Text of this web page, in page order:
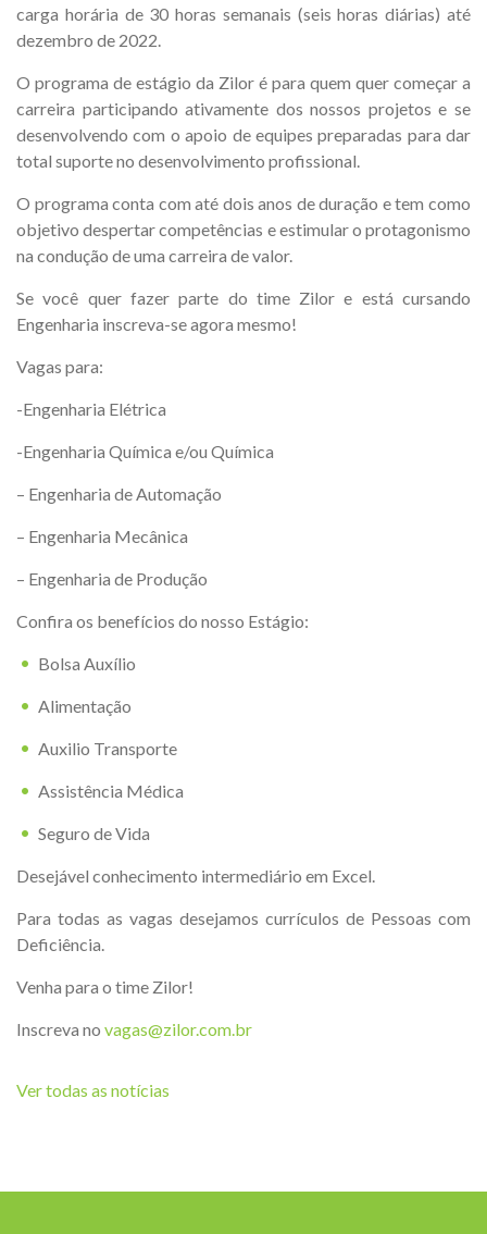
carga horária de 30 horas semanais (seis horas diárias) até
dezembro de 2022.
O programa de estágio da Zilor é para quem quer começar a
carreira participando ativamente dos nossos projetos e se
desenvolvendo com o apoio de equipes preparadas para dar
total suporte no desenvolvimento profissional.
O programa conta com até dois anos de duração e tem como
objetivo despertar competências e estimular o protagonismo
na condução de uma carreira de valor.
Se você quer fazer parte do time Zilor e está cursando
Engenharia inscreva-se agora mesmo!
Vagas para:
-Engenharia Elétrica
-Engenharia Química e/ou Química
– Engenharia de Automação
– Engenharia Mecânica
– Engenharia de Produção
Confira os benefícios do nosso Estágio:
Bolsa Auxílio
Alimentação
Auxilio Transporte
Assistência Médica
Seguro de Vida
Desejável conhecimento intermediário em Excel.
Para todas as vagas desejamos currículos de Pessoas com
Deficiência.
Venha para o time Zilor!
Inscreva no vagas@zilor.com.br
Ver todas as notícias